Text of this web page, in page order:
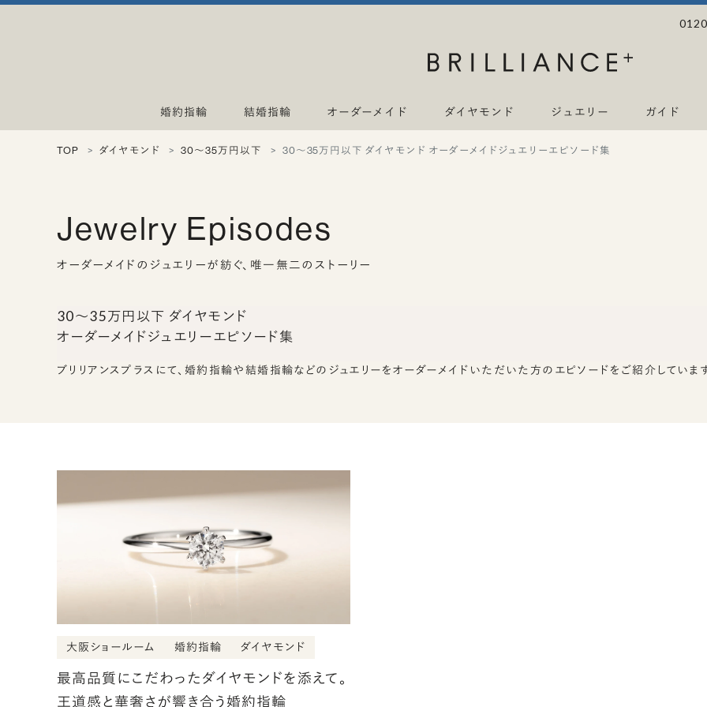
婚約指輪 結婚指輪 オーダーメイド ダイヤモンド ジュエリー ガイド
TOP ダイヤモンド 30〜35万円以下 30〜35万円以下 ダイヤモンド オーダーメイドジュエリーエピソード集
Jewelry Episodes
オーダーメイドのジュエリーが紡ぐ、 唯一無二のストーリー
30〜35万円以下 ダイヤモンド
オーダーメイドジュエリーエピソード集
ブリリアンスプラスにて、婚約指輪や結婚指輪などのジュエリーをオーダーメイドいただいた方のエピソードをご紹介していま
大阪ショールーム 婚約指輪 ダイヤモンド
最高品質にこだわったダイヤモンドを添えて。
王道感と華奢さが響き合う婚約指輪